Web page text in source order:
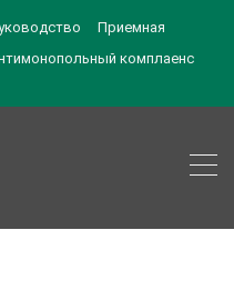
Приемная
комплаенс